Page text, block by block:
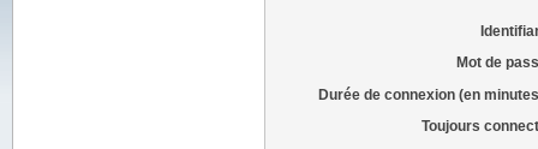
Mot de
Durée de connexion (en
Toujours